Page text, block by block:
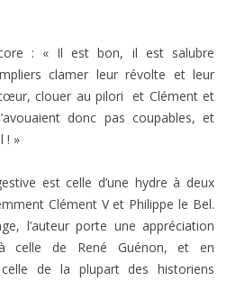
: « Il est bon, il est salubre
clamer leur révolte et leur
clouer au pilori et Clément et
donc pas coupables, et
! »
est celle d’une hydre à deux
Clément V et Philippe le Bel.
l’auteur porte une appréciation
celle de René Guénon, et en
de la plupart des historiens